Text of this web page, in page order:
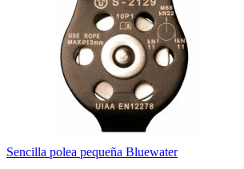
Sencilla polea pequeña Bluewater